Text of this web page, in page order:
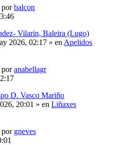
porbalcon
Vilarin, Baleira (Lugo)
2026, 02:17 » en Apelidos
poranabellagr
D. Vasco Mariño
20:01 » en Liñaxes
por gneves